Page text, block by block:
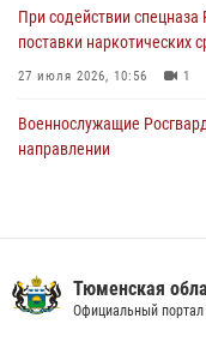
При содействии
поставки наркотических
27 июля 2026, 10:56 1
Военнослужащие
направлении
03 августа 2026, 07:23 1
Тюменская
Официальный портал